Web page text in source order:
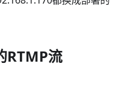
RTMP流